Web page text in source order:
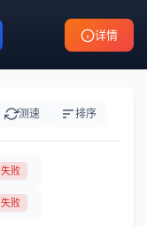
详情
测速 排序
失败
失败